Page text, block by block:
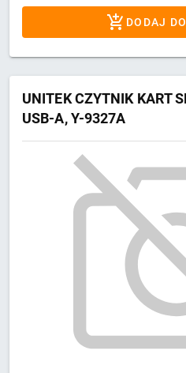
DODAJ
UNITEK CZYTNIK KART
USB-A, Y-9327A